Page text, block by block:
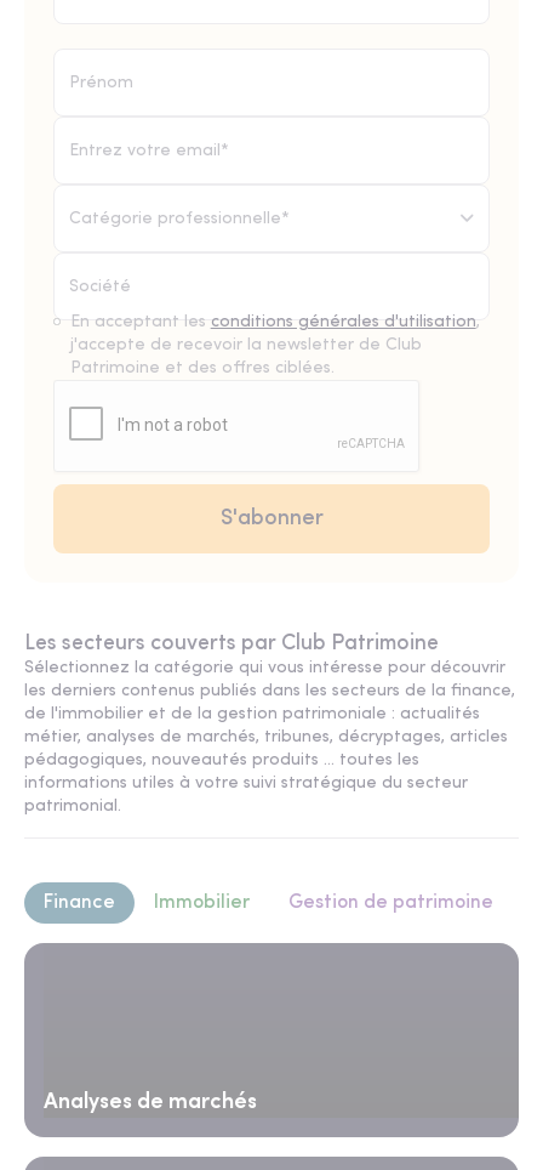
Catégorie professionnelle*
En acceptant les conditions générales d'utilisation,
j'accepte de recevoir la newsletter de Club
Patrimoine et des offres ciblées.
Les secteurs couverts par Club Patrimoine
Sélectionnez la catégorie qui vous intéresse pour découvrir
les derniers contenus publiés dans les secteurs de la finance,
de l'immobilier et de la gestion patrimoniale : actualités
métier, analyses de marchés, tribunes, décryptages, articles
pédagogiques, nouveautés produits ... toutes les
informations utiles à votre suivi stratégique du secteur
patrimonial.
Finance Immobilier Gestion de patrimoine
Analyses de marchés